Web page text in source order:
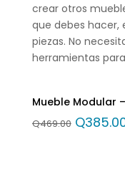
crear otros
que debes hacer,
piezas. No
herramientas
Mueble Modular
Q469.00 Q